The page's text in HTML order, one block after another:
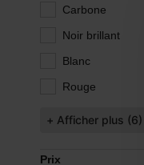
Carbone
Noir brillant
Blanc
Rouge
+ Afficher plus (6)
Prix